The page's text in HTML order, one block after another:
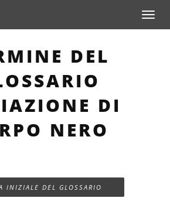
Toggle
DEL
DI
NERO
INIZIALE DEL GLOSSARIO